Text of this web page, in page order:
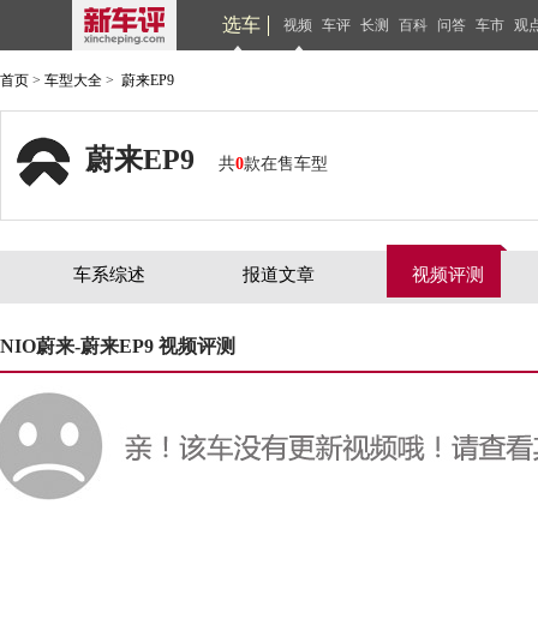
选车 视频 车评 长测 百科 问答 车市 观
首页 > 车型大全 > 蔚来EP9
蔚来EP9 共0款在售车型
车系综述 报道文章 视频评测
NIO蔚来-蔚来EP9 视频评测